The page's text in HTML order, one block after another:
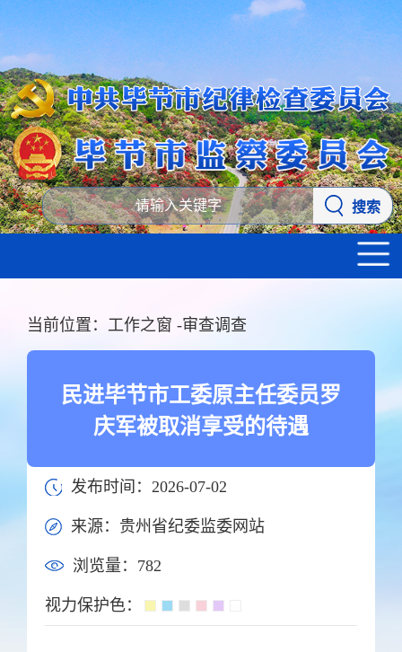
搜索
当前位置： 工作之窗 -审查调查
民进毕节市工委原主任委员罗
庆军被取消享受的待遇
发布时间：2026-07-02
来源：贵州省纪委监委网站
浏览量： 782
视力保护色：